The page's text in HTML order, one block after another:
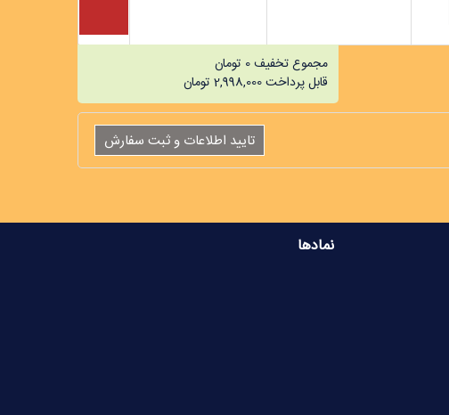
مجموع تخفیف0 تومان
قابل پرداخت2,998,000 تومان
نمادها